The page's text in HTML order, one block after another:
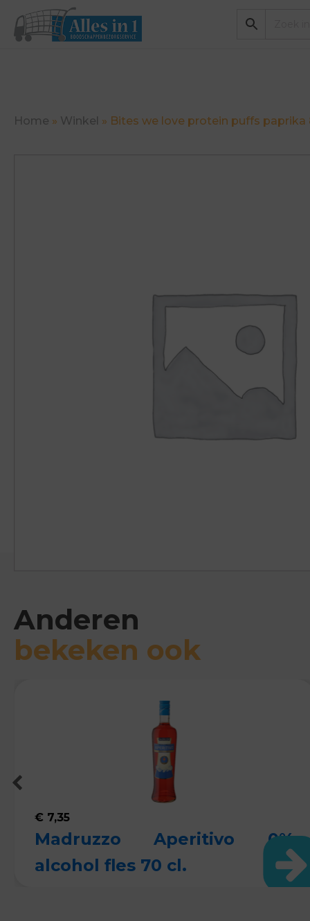
Home » Winkel » Bites we love protein puffs paprika
Anderen
bekeken ook
€ 7,35
Madruzzo Aperitivo 0%
alcohol fles 70 cl.